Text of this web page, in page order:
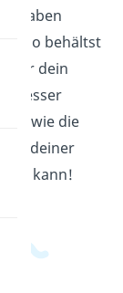
So behältst
dein
besser
wie die
bei deiner
kann!